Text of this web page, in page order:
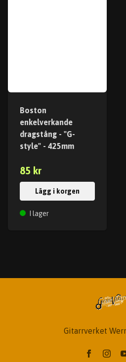
Boston
enkelverkande
dragstång - "G-
style" - 425mm
85 kr
Lägg i korgen
I lager
Gitarrverket